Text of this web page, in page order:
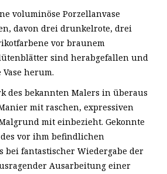
voluminöse Porzellanvase
davon drei drunkelrote, drei
vor braunem
sind herabgefallen und
herum.
des bekannten Malers in überaus
mit raschen, expressiven
mit einbezieht. Gekonnte
vor ihm befindlichen
bei fantastischer Wiedergabe der
Ausarbeitung einer